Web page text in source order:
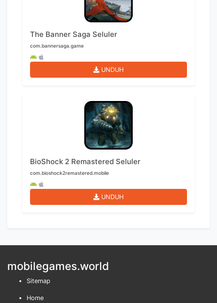
The Banner Saga Seluler
com.bannersaga.game
UNDUH
BioShock 2 Remastered Seluler
com.bioshock2remastered.mobile
UNDUH
mobilegames.world
Sitemap
Home